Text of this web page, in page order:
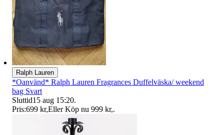
Ralph Lauren
*Oanvänd* Ralph Lauren Fragrances Duffelväska/ weekend
bag Svart
Sluttid15 aug 15:20.
Pris:699 kr,Eller Köp nu 999 kr,.